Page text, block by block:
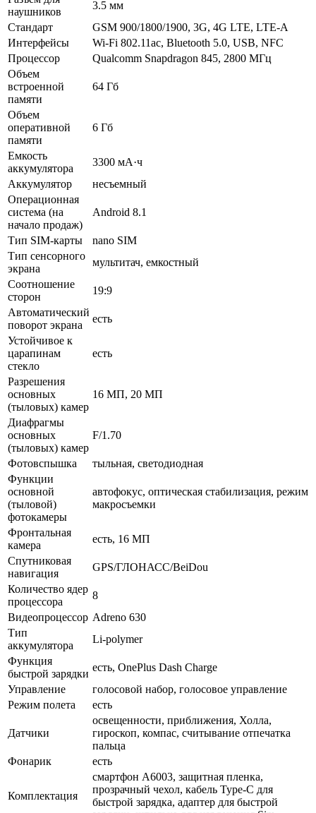
наушников
3.5 мм
Стандарт
GSM 900/1800/1900, 3G, 4G LTE, LTE-A
Интерфейсы
Wi-Fi 802.11ac, Bluetooth 5.0, USB, NFC
Процессор
Qualcomm Snapdragon 845, 2800 МГц
Объем
встроенной
памяти
64 Гб
Объем
оперативной
памяти
6 Гб
Емкость
аккумулятора
3300 мА·ч
Аккумулятор
несъемный
Операционная
система (на
начало продаж)
Android 8.1
Тип SIM-карты
nano SIM
Тип сенсорного
экрана
мультитач, емкостный
Соотношение
сторон
19:9
Автоматический
поворот экрана
есть
Устойчивое к
царапинам
стекло
есть
Разрешения
основных
(тыловых) камер
16 МП, 20 МП
Диафрагмы
основных
(тыловых) камер
F/1.70
Фотовспышка
тыльная, светодиодная
Функции
основной
(тыловой)
фотокамеры
автофокус, оптическая стабилизация, режим
макросъемки
Фронтальная
камера
есть, 16 МП
Спутниковая
навигация
GPS/ГЛОНАСС/BeiDou
Количество ядер
процессора
8
Видеопроцессор Adreno 630
Тип
аккумулятора
Li-polymer
Функция
быстрой зарядки
есть, OnePlus Dash Charge
Управление
голосовой набор, голосовое управление
Режим полета
есть
Датчики
освещенности, приближения, Холла,
гироскоп, компас, считывание отпечатка
пальца
Фонарик
есть
Комплектация
смартфон А6003, защитная пленка,
прозрачный чехол, кабель Type-C для
быстрой зарядка, адаптер для быстрой